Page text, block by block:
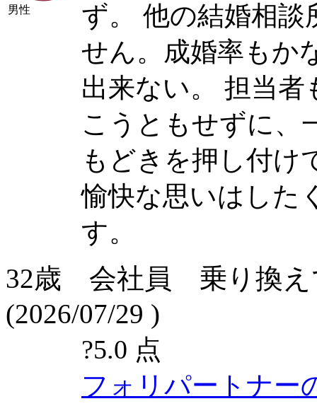
男性
ず。 他の結婚相
せん。成婚率もか
出来ない。 担当
こうともせずに、
もどきを押し付け
愉快な思いはした
す。
32歳 会社員 乗り換え
(2026/07/29 )
?5.0 点
フォリパートナー